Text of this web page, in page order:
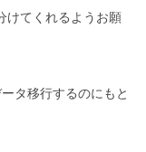
けてくれるようお願
タ移行するのにもと